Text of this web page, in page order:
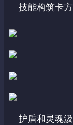
技能构筑卡方
护盾和灵魂汲